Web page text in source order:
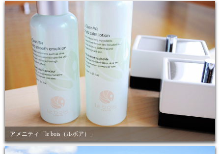
アメニティ「le bois（ルボア）」